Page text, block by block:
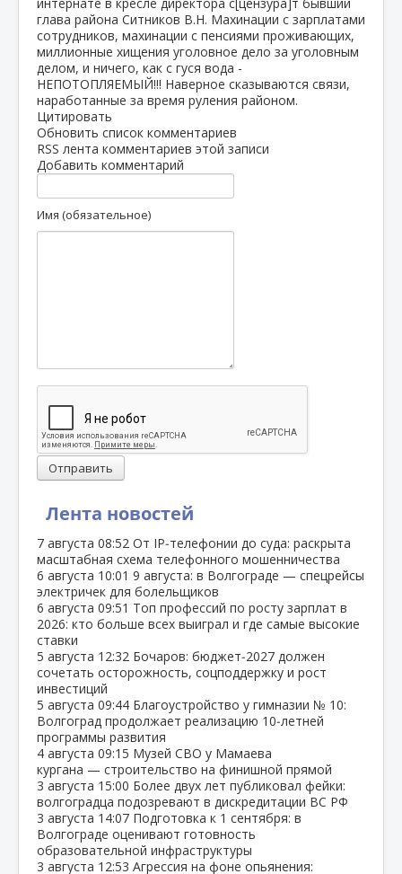
Лента новостей
7 августа 08:52 От IP‑телефонии до суда: раскрыта
масштабная схема телефонного мошенничества
6 августа 10:01 9 августа: в Волгограде — спецрейсы
электричек для болельщиков
6 августа 09:51 Топ профессий по росту зарплат в
2026: кто больше всех выиграл и где самые высокие
ставки
5 августа 12:32 Бочаров: бюджет‑2027 должен
сочетать осторожность, соцподдержку и рост
инвестиций
5 августа 09:44 Благоустройство у гимназии № 10:
Волгоград продолжает реализацию 10‑летней
программы развития
4 августа 09:15 Музей СВО у Мамаева
кургана — строительство на финишной прямой
3 августа 15:00 Более двух лет публиковал фейки:
волгоградца подозревают в дискредитации ВС РФ
3 августа 14:07 Подготовка к 1 сентября: в
Волгограде оценивают готовность
образовательной инфраструктуры
3 августа 12:53 Агрессия на фоне опьянения:
глава района Ситников В.Н. Махинации с зарплатами
сотрудников, махинации с пенсиями проживающих,
миллионные хищения уголовное дело за уголовным
делом, и ничего, как с гуся вода -
НЕПОТОПЛЯЕМЫЙ!!! Наверное сказываются связи,
наработанные за время руления районом.
Цитировать
Обновить список комментариев
RSS лента комментариев этой записи
Добавить комментарий
Имя (обязательное)
Отправить